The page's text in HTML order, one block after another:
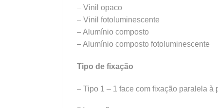
– Vinil opaco
– Vinil fotoluminescente
– Alumínio composto
– Alumínio composto fotoluminescente
Tipo de fixação
– Tipo 1 – 1 face com fixação paralela à